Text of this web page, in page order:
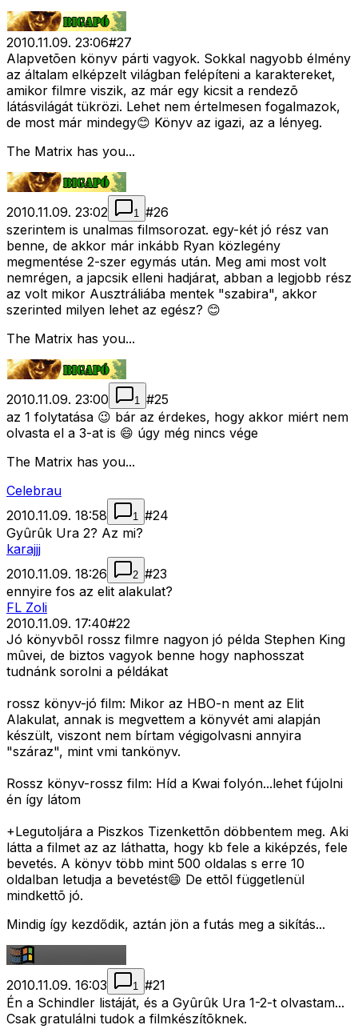
2010.11.09. 23:06#27
Alapvetõen könyv párti vagyok. Sokkal nagyobb élmény
az általam elképzelt világban felépíteni a karaktereket,
amikor filmre viszik, az már egy kicsit a rendezõ
látásvilágát tükrözi. Lehet nem értelmesen fogalmazok,
de most már mindegy😊 Könyv az igazi, az a lényeg.
The Matrix has you...
2010.11.09. 23:02 1 #26
szerintem is unalmas filmsorozat. egy-két jó rész van
benne, de akkor már inkább Ryan közlegény
megmentése 2-szer egymás után. Meg ami most volt
nemrégen, a japcsik elleni hadjárat, abban a legjobb rész
az volt mikor Ausztráliába mentek "szabira", akkor
szerinted milyen lehet az egész? 😊
The Matrix has you...
2010.11.09. 23:00 1 #25
az 1 folytatása 😉 bár az érdekes, hogy akkor miért nem
olvasta el a 3-at is 😄 úgy még nincs vége
The Matrix has you...
Celebrau
2010.11.09. 18:58
1 #24
Gyûrûk Ura 2? Az mi?
karajjj
2010.11.09. 18:26
2 #23
ennyire fos az elit alakulat?
FL Zoli
2010.11.09. 17:40#22
Jó könyvbõl rossz filmre nagyon jó példa Stephen King
mûvei, de biztos vagyok benne hogy naphosszat
tudnánk sorolni a példákat
rossz könyv-jó film: Mikor az HBO-n ment az Elit
Alakulat, annak is megvettem a könyvét ami alapján
készült, viszont nem bírtam végigolvasni annyira
"száraz", mint vmi tankönyv.
Rossz könyv-rossz film: Híd a Kwai folyón...lehet fújolni
én így látom
+Legutoljára a Piszkos Tizenkettõn döbbentem meg. Aki
látta a filmet az az láthatta, hogy kb fele a kiképzés, fele
bevetés. A könyv több mint 500 oldalas s erre 10
oldalban letudja a bevetést😄 De ettõl függetlenül
mindkettõ jó.
Mindig így kezdődik, aztán jön a futás meg a sikítás...
2010.11.09. 16:03 1 #21
Én a Schindler listáját, és a Gyûrûk Ura 1-2-t olvastam...
Csak gratulálni tudok a filmkészítõknek.